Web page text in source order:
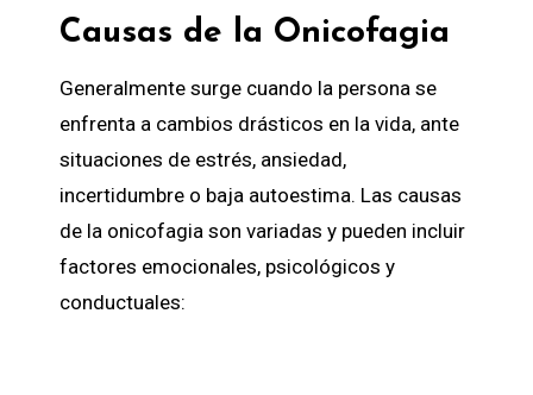
Causas de la Onicofagia
Generalmente surge cuando la persona se
enfrenta a cambios drásticos en la vida, ante
situaciones de estrés, ansiedad,
incertidumbre o baja autoestima. Las causas
de la onicofagia son variadas y pueden incluir
factores emocionales, psicológicos y
conductuales: